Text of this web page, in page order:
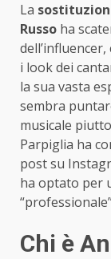
La
Russo ha
i look dei
la sua vasta
sembra
musicale
Parpiglia ha
post su
ha optato per
Chi è